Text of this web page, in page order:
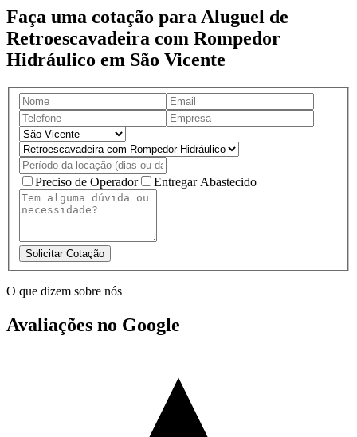
Faça uma cotação para Aluguel de
Retroescavadeira com Rompedor
Hidráulico em São Vicente
Preciso de Operador Entregar Abastecido
Solicitar Cotação
O que dizem sobre nós
Avaliações no Google